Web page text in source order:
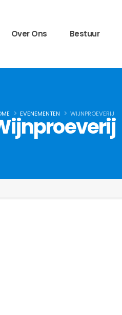
Over Ons Bestuur
EVENEMENTEN WIJNPROEVERIJ